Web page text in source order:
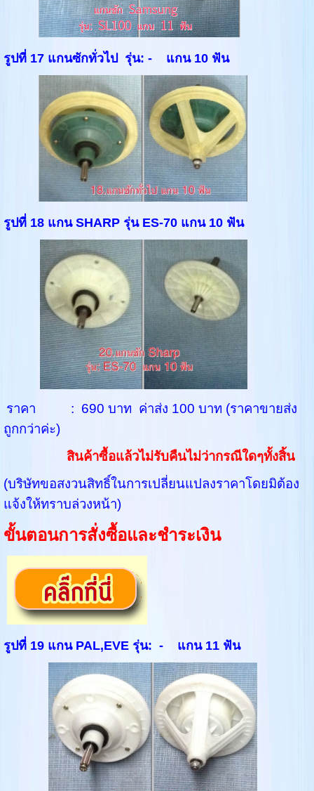
รูปที่ 17 แกนซักทั่วไป รุ่น: - แกน 10 ฟัน
รูปที่ 18 แกน SHARP รุ่น ES-70 แกน 10 ฟัน
ราคา : 690 บาท ค่าส่ง 100 บาท (ราคาขายส่ง
ถูกกว่าค่ะ)
สินค้าซื้อแล้วไม่รับคืนไม่ว่ากรณีใดๆทั้งสิ้น
(บริษัทขอสงวนสิทธิ์ในการเปลี่ยนแปลงราคาโดยมิต้อง
แจ้งให้ทราบล่วงหน้า)
ขั้นตอนการสั่งซื้อและชำระเงิน
รูปที่ 19 แกน PAL,EVE รุ่น: - แกน 11 ฟัน